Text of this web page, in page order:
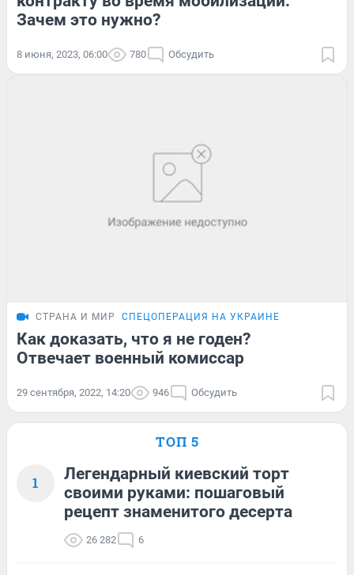
Зачем это нужно?
8 июня, 2023, 06:00 780 Обсудить
СТРАНА И МИР СПЕЦОПЕРАЦИЯ НА УКРАИНЕ
Как доказать, что я не годен?
Отвечает военный комиссар
29 сентября, 2022, 14:20 946 Обсудить
ТОП 5
1
Легендарный киевский торт
своими руками: пошаговый
рецепт знаменитого десерта
26 282 6